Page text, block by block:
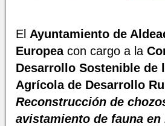
El Ayuntamiento de
Europeacon cargo a la
Desarrollo Sostenible de
Agrícola de Desarrollo
Reconstrucción de
avistamiento de fauna en